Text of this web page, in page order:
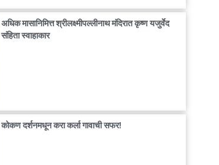
अधिक मासानिमित्त श्रीलक्ष्मीपल्लीनाथ मंदिरात कृष्ण यजुर्वेद
संहिता स्वाहाकार
कोकण दर्शनमधून करा कर्ला गावाची सफर!